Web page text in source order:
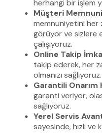
herhangi bir işlem
Müşteri
memnuniyetini her
görüyor ve sizlere
çalışıyoruz.
Online Takip
takip ederek, her
olmanızı sağlıyoruz.
Garantili Onarım
garanti veriyor,
sağlıyoruz.
Yerel Servis
sayesinde, hızlı ve